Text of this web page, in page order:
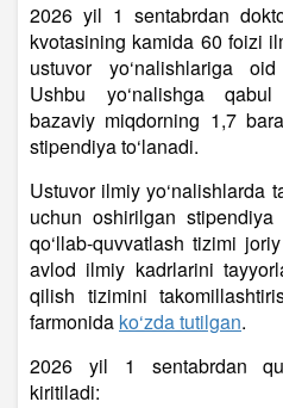
2026 yil 1 sentabrdan
kvotasining kamida 60 foizi
ustuvor yo‘nalishlariga
Ushbu yo‘nalishga
bazaviy miqdorning 1,7
stipendiya to‘lanadi.
Ustuvor ilmiy yo‘nalishlarda
uchun oshirilgan
qo‘llab-quvvatlash tizimi
avlod ilmiy kadrlarini
qilish tizimini
farmonida ko‘zda tutilgan.
2026 yil 1 sentabrdan
kiritiladi: